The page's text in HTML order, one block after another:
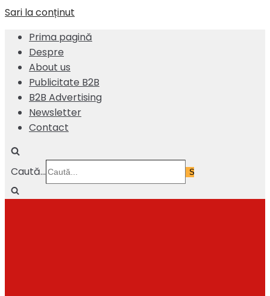
Sari la conținut
Prima pagină
Despre
About us
Publicitate B2B
B2B Advertising
Newsletter
Contact
Caută...